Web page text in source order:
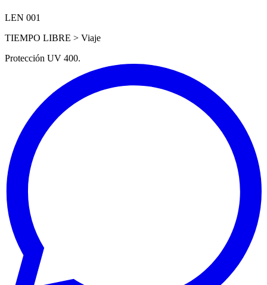
LEN 001
TIEMPO LIBRE > Viaje
Protección UV 400.